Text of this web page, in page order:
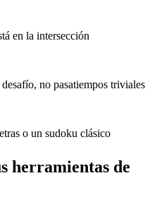
en la intersección
no pasatiempos triviales
o un sudoku clásico
herramientas de